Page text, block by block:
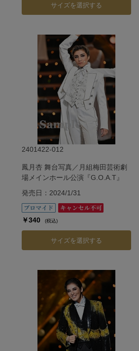
サイズを選択する
2401422-012
鳳月杏 舞台写真／月組梅田芸術劇
場メインホール公演『G.O.A.T』
発売日：2024/1/31
￥340 (税込)
サイズを選択する